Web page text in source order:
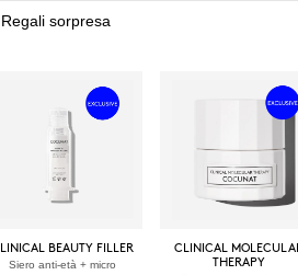
VELVET
VEDI TUTTI I PRODOTTI
Regali sorpresa
BEAUTY FILLER
Siero anti-età + micro
CLINICAL
THERAPY